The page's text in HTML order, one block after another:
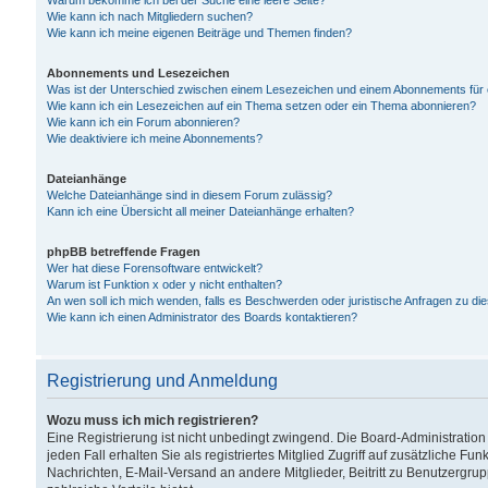
Wie kann ich nach Mitgliedern suchen?
Wie kann ich meine eigenen Beiträge und Themen finden?
Abonnements und Lesezeichen
Was ist der Unterschied zwischen einem Lesezeichen und einem Abonnements
Wie kann ich ein Lesezeichen auf ein Thema setzen oder ein Thema abonnieren?
Wie kann ich ein Forum abonnieren?
Wie deaktiviere ich meine Abonnements?
Dateianhänge
Welche Dateianhänge sind in diesem Forum zulässig?
Kann ich eine Übersicht all meiner Dateianhänge erhalten?
phpBB betreffende Fragen
Wer hat diese Forensoftware entwickelt?
Warum ist Funktion x oder y nicht enthalten?
An wen soll ich mich wenden, falls es Beschwerden oder juristische Anfragen zu
Wie kann ich einen Administrator des Boards kontaktieren?
Registrierung und Anmeldung
Wozu muss ich mich registrieren?
Eine Registrierung ist nicht unbedingt zwingend. Die Board-
jeden Fall erhalten Sie als registriertes Mitglied Zugriff auf zusätzliche
Nachrichten, E-Mail-Versand an andere Mitglieder, Beitritt zu